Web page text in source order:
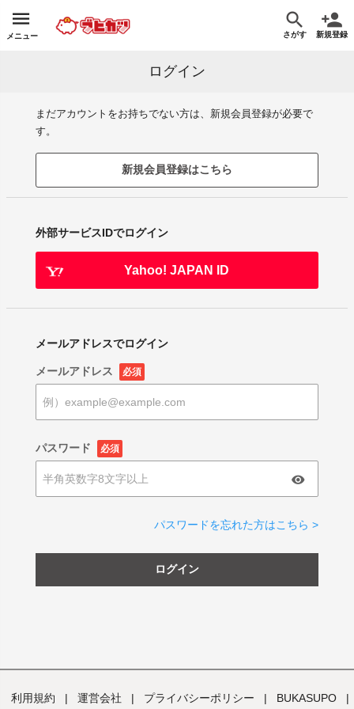
メニュー さがす 新規登録
ログイン
まだアカウントをお持ちでない方は、新規会員登録が必要で
す。
新規会員登録はこちら
外部サービスIDでログイン
Yahoo! JAPAN ID
メールアドレスでログイン
メールアドレス 必須
パスワード 必須
パスワードを忘れた方はこちら >
ログイン
利用規約 | 運営会社 | プライバシーポリシー | BUKASUPO |